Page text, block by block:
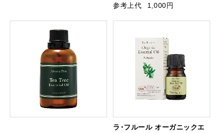
参考上代
1,000円
ラ･フルール オーガニックエ